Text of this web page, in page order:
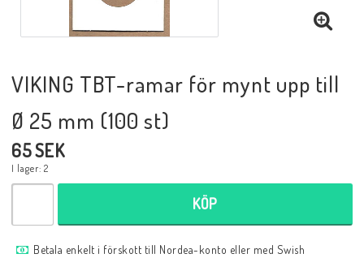
Mynt och Sedlar
Samlartillbehör
Serier Sverige
VIKING TBT-ramar för mynt upp till
Ø 25 mm (100 st)
65 SEK
I lager: 2
KÖP
Betala enkelt i förskott till Nordea-konto eller med Swish